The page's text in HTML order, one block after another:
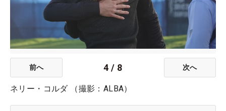
前へ 4 / 8 次へ
ネリー・コルダ （撮影：ALBA）